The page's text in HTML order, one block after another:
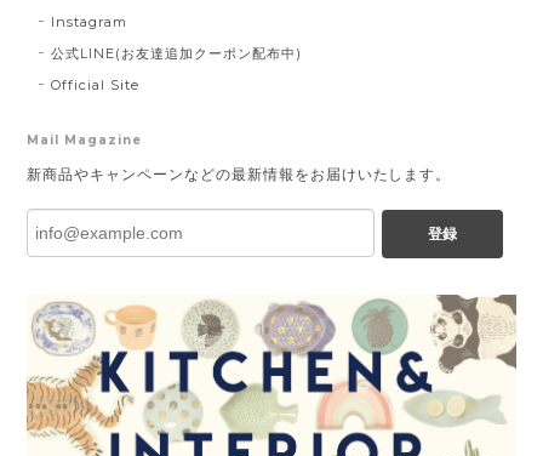
Instagram
公式LINE(お友達追加クーポン配布中)
Official Site
Mail Magazine
新商品やキャンペーンなどの最新情報をお届けいたします。
登録